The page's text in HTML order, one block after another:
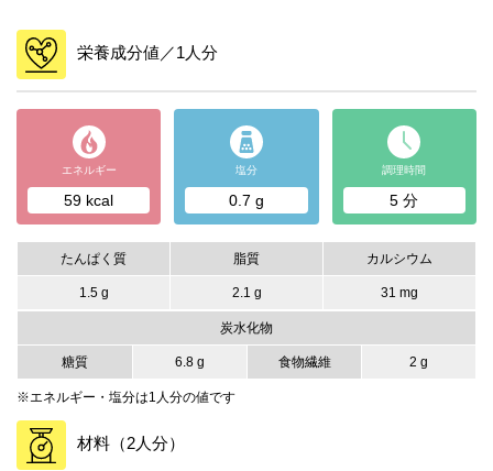
栄養成分値／1人分
エネルギー
59 kcal
塩分
0.7 g
調理時間
5 分
たんぱく質 脂質 カルシウム
1.5 g 2.1 g 31 mg
炭水化物
糖質 6.8 g 食物繊維 2 g
※エネルギー・塩分は1人分の値です
材料（2人分）